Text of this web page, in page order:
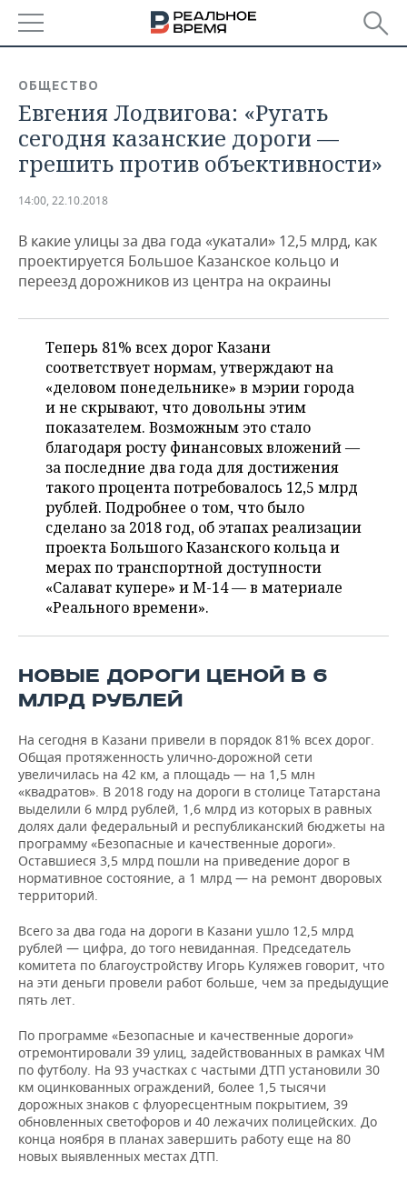
БАШКОРТОСТАН
ТАТАРСТАН
НОВОСТИ
АНАЛИТИКА
ДЕКЛАРАЦИИ О ДОХОДАХ
КОРОЛИ ГОСЗАКАЗА ПФО
ВУЗЫ ТАТАРСТАНА
КОМУ ПРИНАДЛЕЖАТ
ТОРГОВЫЕ ЦЕНТРЫ
ТАТАРСТАНА
НОВОСТИ ЭКОНОМИКИ
ФИНАНСЫ
БАНКИ
БЮДЖЕТ
ИНВЕСТИЦИИ
ПРОМЫШЛЕННОСТЬ
НОВОСТИ
ПРОМЫШЛЕННОСТИ
МАШИНОСТРОЕНИЕ
НЕФТЕХИМИЯ
НЕФТЬ
ОПК
ЭНЕРГЕТИКА
НЕДВИЖИМОСТЬ
НОВОСТИ НЕДВИЖИМОСТИ
АВТО
НОВОСТИ АВТО
БИЗНЕС
НОВОСТИ БИЗНЕСА
РОЗНИЧНАЯ ТОРГОВЛЯ
ТРАНСПОРТ
УСЛУГИ
ТЕХНОЛОГИИ
НОВОСТИ ТЕХНОЛОГИЙ
МЕДИА
ТЕЛЕКОММУНИКАЦИИ
МЕРОПРИЯТИЯ
НОВОСТИ МЕРОПРИЯТИЙ
ВЫЕЗДНАЯ РЕДАКЦИЯ
БИЗНЕС-БРАНЧИ
ONLINE-КОНФЕРЕНЦИИ
СПОРТ
НОВОСТИ СПОРТА
ФУТБОЛ
ХОККЕЙ
ВОЛЕЙБОЛ
КИБЕРСПОРТ
ФИГУРНОЕ КАТАНИЕ
ВОДНЫЕ ВИДЫ СПОРТА
ХОККЕЙ С МЯЧОМ
ОБЩЕСТВО
НОВОСТИ ОБЩЕСТВА
ВЛАСТЬ
ИСТОРИЯ
КУЛЬТУРА
МЕДИЦИНА
ОБРАЗОВАНИЕ
ПРОИСШЕСТВИЯ
ФОТОГАЛЕРЕЯ
СЮЖЕТЫ
СПИСОК ПЕРСОН
СПИСОК КОМПАНИЙ
ПОЛНАЯ ВЕРСИЯ
ОБЩЕСТВО
Евгения Лодвигова: «Ругать
сегодня казанские дороги —
грешить против объективности»
14:00, 22.10.2018
В какие улицы за два года «укатали» 12,5 млрд, как
проектируется Большое Казанское кольцо и
переезд дорожников из центра на окраины
Теперь 81% всех дорог Казани
соответствует нормам, утверждают на
«деловом понедельнике» в мэрии города
и не скрывают, что довольны этим
показателем. Возможным это стало
благодаря росту финансовых вложений —
за последние два года для достижения
такого процента потребовалось 12,5 млрд
рублей. Подробнее о том, что было
сделано за 2018 год, об этапах реализации
проекта Большого Казанского кольца и
мерах по транспортной доступности
«Салават купере» и М-14 — в материале
«Реального времени».
НОВЫЕ ДОРОГИ ЦЕНОЙ В 6
МЛРД РУБЛЕЙ
На сегодня в Казани привели в порядок 81% всех дорог.
Общая протяженность улично-дорожной сети
увеличилась на 42 км, а площадь — на 1,5 млн
«квадратов». В 2018 году на дороги в столице Татарстана
выделили 6 млрд рублей, 1,6 млрд из которых в равных
долях дали федеральный и республиканский бюджеты на
программу «Безопасные и качественные дороги».
Оставшиеся 3,5 млрд пошли на приведение дорог в
нормативное состояние, а 1 млрд — на ремонт дворовых
территорий.
Всего за два года на дороги в Казани ушло 12,5 млрд
рублей — цифра, до того невиданная. Председатель
комитета по благоустройству Игорь Куляжев говорит, что
на эти деньги провели работ больше, чем за предыдущие
пять лет.
По программе «Безопасные и качественные дороги»
отремонтировали 39 улиц, задействованных в рамках ЧМ
по футболу. На 93 участках с частыми ДТП установили 30
км оцинкованных ограждений, более 1,5 тысячи
дорожных знаков с флуоресцентным покрытием, 39
обновленных светофоров и 40 лежачих полицейских. До
конца ноября в планах завершить работу еще на 80
новых выявленных местах ДТП.